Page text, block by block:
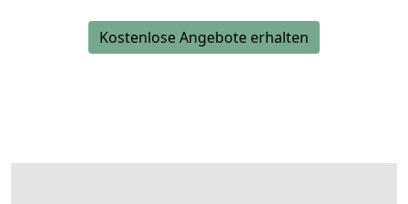
Kostenlose Angebote erhalten